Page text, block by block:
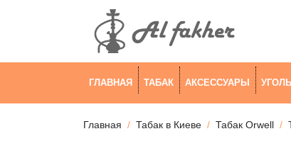
ГЛАВНАЯ ТАБАК АКСЕССУАРЫ УГОЛЬ
Главная Табак в Киеве Табак Orwell